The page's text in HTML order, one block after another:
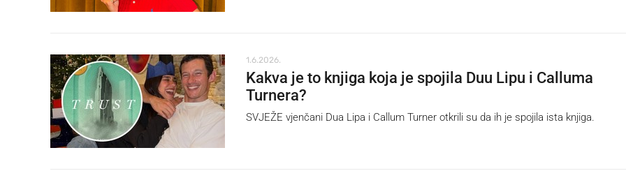
1.6.2026.
Kakva je to knjiga koja je spojila Duu Lipu i Calluma
Turnera?
SVJEŽE vjenčani Dua Lipa i Callum Turner otkrili su da ih je spojila ista knjiga.